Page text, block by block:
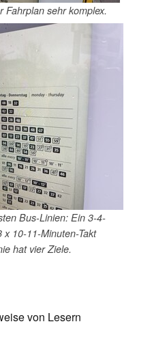
Fahrplan sehr komplex.
Bus-Linien: Ein 3-4-
x 10-11-Minuten-Takt
hat vier Ziele.
von Lesern